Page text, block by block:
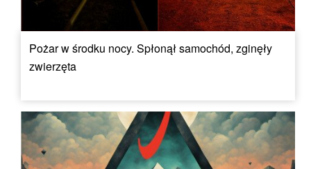
Pożar w środku nocy. Spłonął samochód, zginęły
zwierzęta